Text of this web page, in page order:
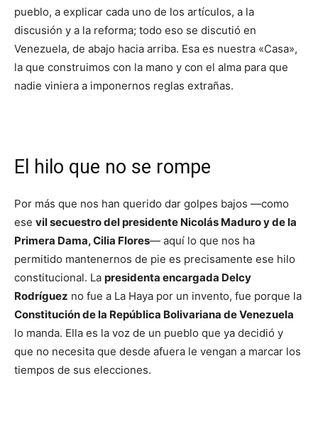
pueblo, a explicar cada uno de los artículos, a la
discusión y a la reforma; todo eso se discutió en
Venezuela, de abajo hacia arriba. Esa es nuestra «Casa»,
la que construimos con la mano y con el alma para que
nadie viniera a imponernos reglas extrañas.
​El hilo que no se rompe
​Por más que nos han querido dar golpes bajos —como
ese vil secuestro del presidente Nicolás Maduro y de la
Primera Dama, Cilia Flores— aquí lo que nos ha
permitido mantenernos de pie es precisamente ese hilo
constitucional. La presidenta encargada Delcy
Rodríguez no fue a La Haya por un invento, fue porque la
Constitución de la República Bolivariana de Venezuela
lo manda. Ella es la voz de un pueblo que ya decidió y
que no necesita que desde afuera le vengan a marcar los
tiempos de sus elecciones.